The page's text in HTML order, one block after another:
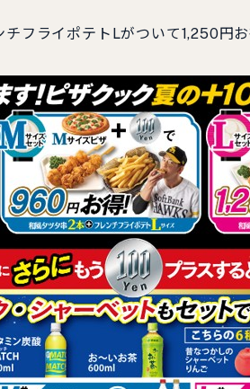
フライポテトLがついて1,250円お